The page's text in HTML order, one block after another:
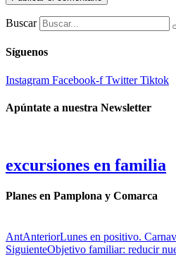
Buscar
Síguenos
Instagram Facebook-f Twitter Tiktok
Apúntate a nuestra Newsletter
excursiones en familia
Planes en Pamplona y Comarca
AntAnteriorLunes en positivo.
SiguienteObjetivo familiar: reducir